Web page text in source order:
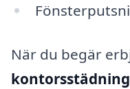
När du begär